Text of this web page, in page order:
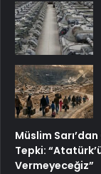
Müslim
Tepki:
Vermeyeceğiz”